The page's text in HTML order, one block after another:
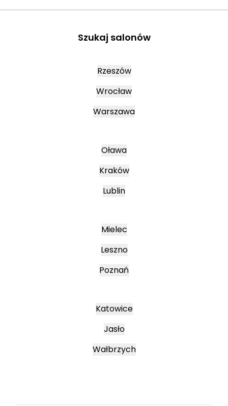
Szukaj salonów
Rzeszów
Wrocław
Warszawa
Oława
Kraków
Lublin
Mielec
Leszno
Poznań
Katowice
Jasło
Wałbrzych